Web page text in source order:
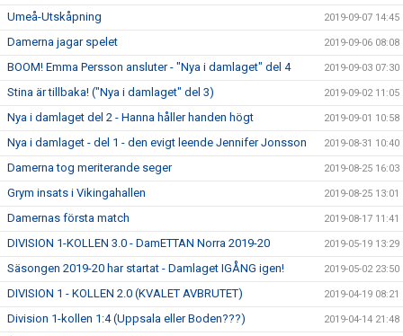
Umeå-Utskåpning 2019-09-07 14:45
Damerna jagar spelet 2019-09-06 08:08
BOOM! Emma Persson ansluter - "Nya i damlaget" del 4 2019-09-03 07:30
Stina är tillbaka! ("Nya i damlaget" del 3) 2019-09-02 11:05
Nya i damlaget del 2 - Hanna håller handen högt 2019-09-01 10:58
Nya i damlaget - del 1 - den evigt leende Jennifer Jonsson 2019-08-31 10:40
Damerna tog meriterande seger 2019-08-25 16:03
Grym insats i Vikingahallen 2019-08-25 13:01
Damernas första match 2019-08-17 11:41
DIVISION 1-KOLLEN 3.0 - DamETTAN Norra 2019-20 2019-05-19 13:29
Säsongen 2019-20 har startat - Damlaget IGÅNG igen! 2019-05-02 23:50
DIVISION 1 - KOLLEN 2.0 (KVALET AVBRUTET) 2019-04-19 08:21
Division 1-kollen 1:4 (Uppsala eller Boden???) 2019-04-14 21:48